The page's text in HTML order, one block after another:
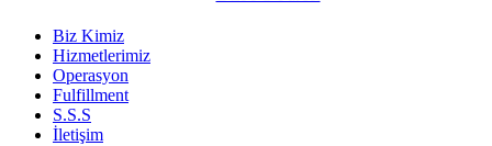
Biz Kimiz
Hizmetlerimiz
Operasyon
Fulfillment
S.S.S
İletişim